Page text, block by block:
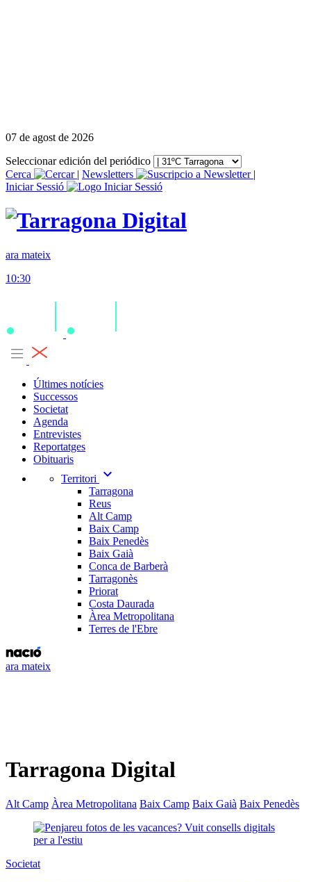
07 de agost de 2026
Seleccionar edición del periódico
Cerca
| Newsletters
|
Iniciar Sessió
ara mateix
10:30
Últimes notícies
Successos
Societat
Agenda
Entrevistes
Reportatges
Obituaris
Territori
expand_more
Tarragona
Reus
Alt Camp
Baix Camp
Baix Penedès
Baix Gaià
Conca de Barberà
Tarragonès
Priorat
Costa Daurada
Àrea Metropolitana
Terres de l'Ebre
ara mateix
Tarragona Digital
Alt Camp Àrea Metropolitana Baix Camp Baix Gaià Baix Penedès
Societat